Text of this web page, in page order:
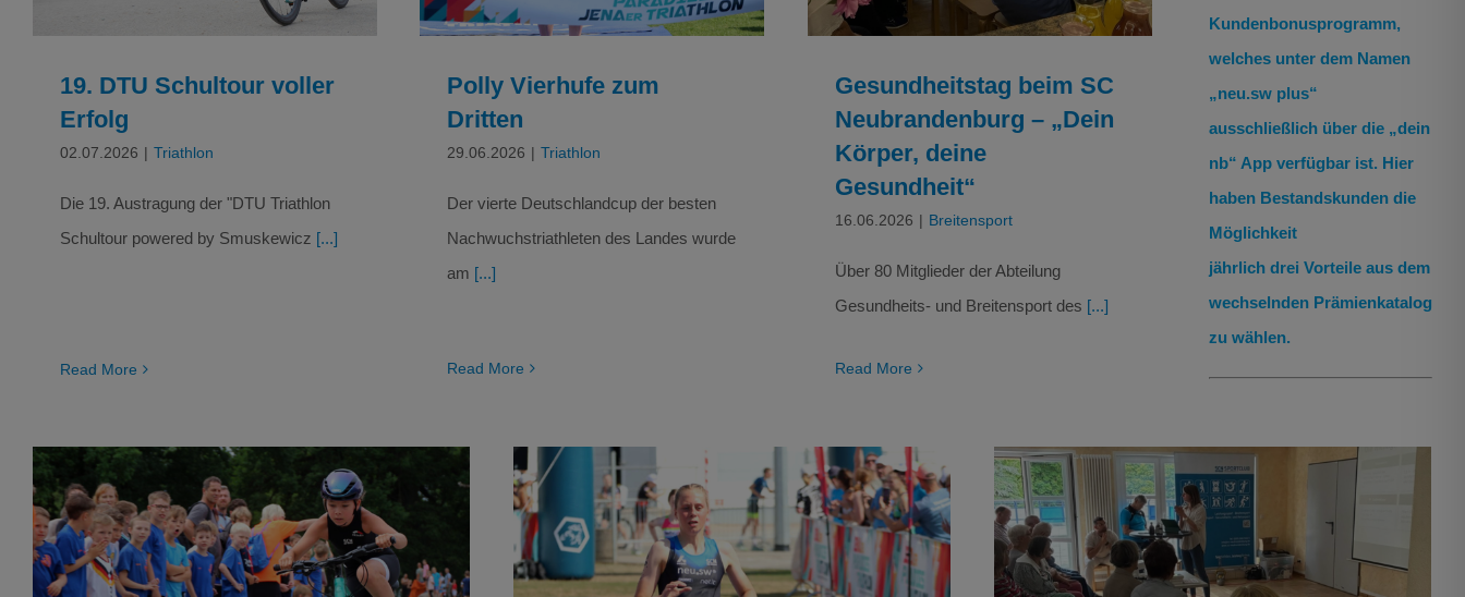
19. DTU Schultour voller
Erfolg
02.07.2026 | Triathlon
Die 19. Austragung der "DTU Triathlon
Schultour powered by Smuskewicz [...]
Read More
Polly Vierhufe zum
Dritten
29.06.2026 | Triathlon
Der vierte Deutschlandcup der besten
Nachwuchstriathleten des Landes wurde
am [...]
Read More
Gesundheitstag beim SC
Neubrandenburg – „Dein
Körper, deine
Gesundheit“
16.06.2026 | Breitensport
Über 80 Mitglieder der Abteilung
Gesundheits- und Breitensport des [...]
Read More
Kundenbonusprogramm,
welches unter dem Namen
„neu.sw plus“
ausschließlich über die „dein
nb“ App verfügbar ist. Hier
haben Bestandskunden die
Möglichkeit
jährlich drei Vorteile aus dem
wechselnden Prämienkatalog
zu wählen.